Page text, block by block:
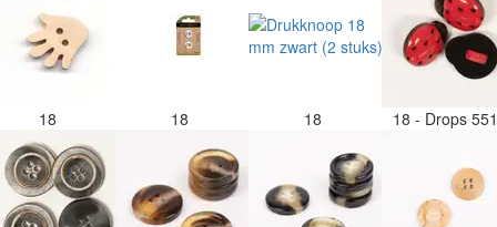
18 18 18 18 - Drops